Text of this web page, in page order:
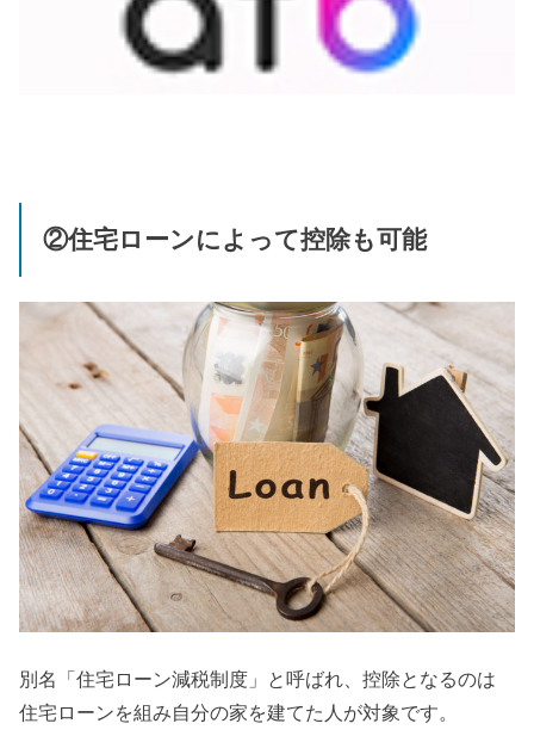
②住宅ローンによって控除も可能
別名「住宅ローン減税制度」と呼ばれ、控除となるのは
住宅ローンを組み自分の家を建てた人が対象です。